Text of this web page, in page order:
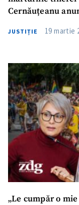
Cernăuțeanu
JUSTIȚIE 19 martie
„Le cumpăr o